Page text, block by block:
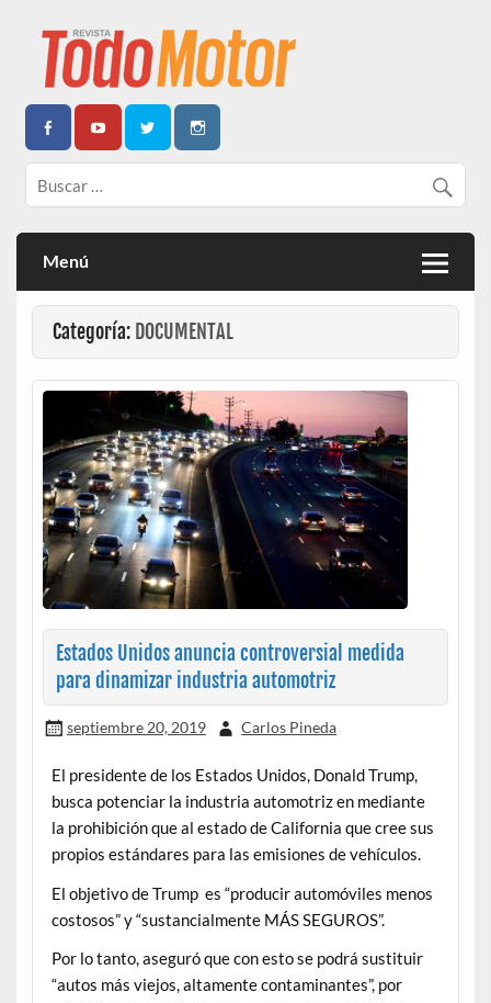
Todo Motor | Centroamérica
Menú
Categoría: DOCUMENTAL
Estados Unidos anuncia controversial medida
para dinamizar industria automotriz
septiembre 20, 2019 Carlos Pineda
El presidente de los Estados Unidos, Donald Trump,
busca potenciar la industria automotriz en mediante
la prohibición que al estado de California que cree sus
propios estándares para las emisiones de vehículos.
El objetivo de Trump es “producir automóviles menos
costosos” y “sustancialmente MÁS SEGUROS”.
Por lo tanto, aseguró que con esto se podrá sustituir
“autos más viejos, altamente contaminantes”, por